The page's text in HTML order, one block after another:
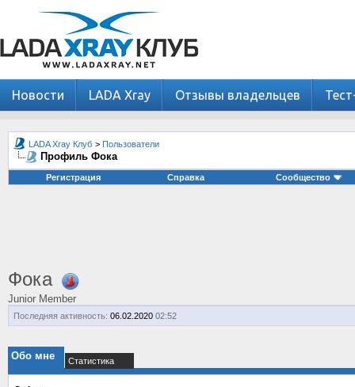
Новости LADA Xray Отзывы владельцев
LADA Xray Клуб > Пользователи
Профиль Фока
Регистрация Справка Сообщество
Фока
Junior Member
Последняя активность: 06.02.2020 02:52
Обо мне Статистика